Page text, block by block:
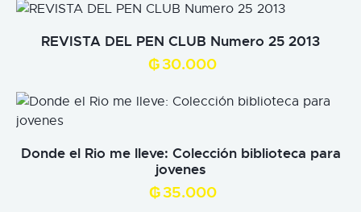
REVISTA DEL PEN CLUB Numero 25 2013
₲30.000
Donde el Rio me lleve: Colección biblioteca para
jovenes
₲35.000